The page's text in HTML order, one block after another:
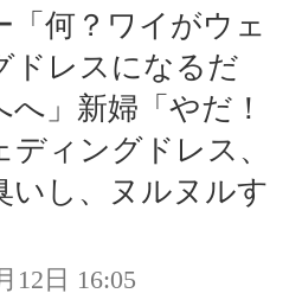
「何？ワイがウェ
ドレスになるだ
へ」新婦「やだ！
ディングドレス、
いし、ヌルヌルす
12日 16:05